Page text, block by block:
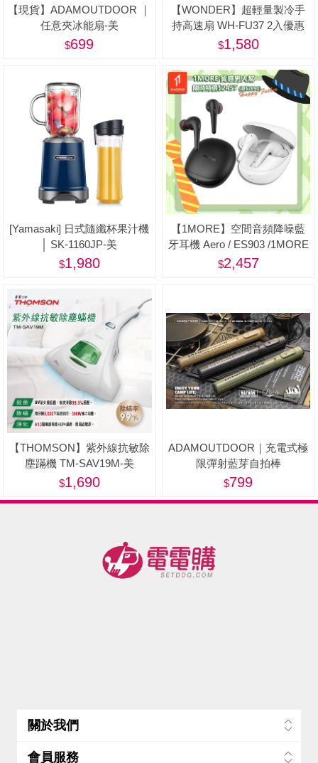
【現貨】ADAMOUTDOOR ｜
任意夾冰能扇-美
699
【WONDER】超輕量製冷手
持高速扇 WH-FU37 2入優惠
組-美
1,580
[Yamasaki] 日式隨纖杯果汁機
│ SK-1160JP-美
1,980
【1MORE】空間音頻降噪藍
牙耳機 Aero / ES903 /1MORE
Happy Father 特價$2457(原價
2,457
【THOMSON】紫外線抗敏除
塵蹣機 TM-SAV19M-美
1,690
ADAMOUTDOOR｜充電式極
限彈射藍芽自拍棒
799
關於我們
會員服務